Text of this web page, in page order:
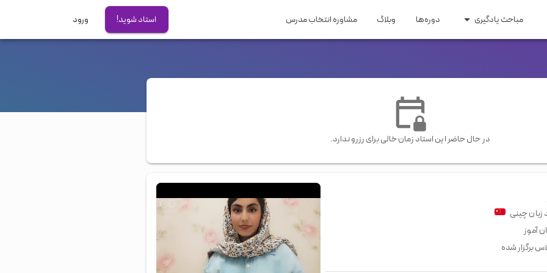
ایتالیایی ترکی عربی روسی
سوئدی هلندی گیلکی
مباحث یادگیری
و مهاجرت
مقاطع تحصیلی
آزمون های بین المللی
PTE
دوره‌ها وبلاگ مشاوره انتخاب مدرس استاد شوید! ورود
در حال حاضر این استاد زمان خالی برای رزرو ندارد.
زبانچینی
آموز
برگزار شده